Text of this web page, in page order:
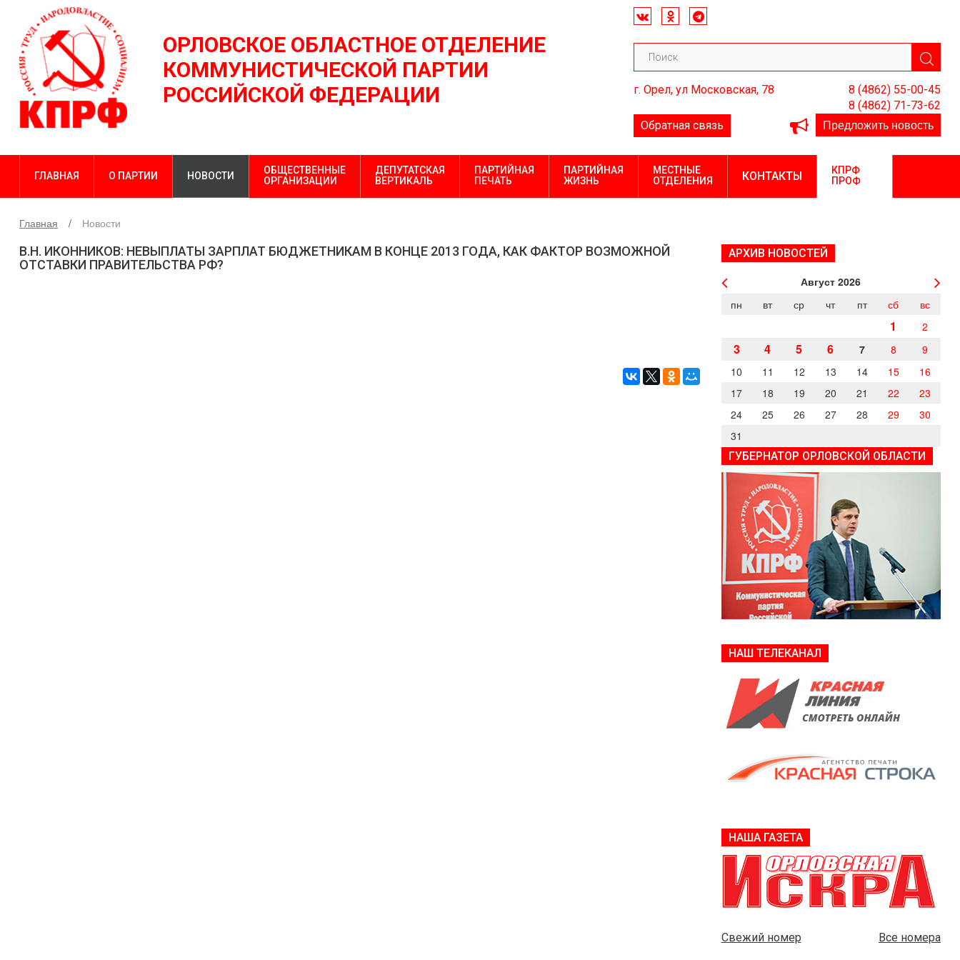
ОРЛОВСКОЕ ОБЛАСТНОЕ ОТДЕЛЕНИЕ
КОММУНИСТИЧЕСКОЙ ПАРТИИ
РОССИЙСКОЙ ФЕДЕРАЦИИ
г. Орел, ул Московская, 78
Обратная связь
8 (4862) 55-00-45
8 (4862) 71-73-62
Предложить новость
ГЛАВНАЯ О ПАРТИИ НОВОСТИ
ОБЩЕСТВЕННЫЕ
ОРГАНИЗАЦИИ
ДЕПУТАТСКАЯ
ВЕРТИКАЛЬ
ПАРТИЙНАЯ
ПЕЧАТЬ
ПАРТИЙНАЯ
ЖИЗНЬ
МЕСТНЫЕ
ОТДЕЛЕНИЯ
КОНТАКТЫ
КПРФ
ПРОФ
Главная Новости
В.Н. ИКОННИКОВ: НЕВЫПЛАТЫ ЗАРПЛАТ БЮДЖЕТНИКАМ В КОНЦЕ 2013 ГОДА, КАК ФАКТОР ВОЗМОЖНОЙ
ОТСТАВКИ ПРАВИТЕЛЬСТВА РФ?
АРХИВ НОВОСТЕЙ
Август 2026
пн
вт ср чт пт сб вс
1 2
3 4 5 6 7 8
9
10
11 12 13 14 15
16
17
18 19 20 21 22
23
24
25 26 27 28 29
30
31
ГУБЕРНАТОР ОРЛОВСКОЙ ОБЛАСТИ
НАШ ТЕЛЕКАНАЛ
НАША ГАЗЕТА
Свежий номер Все номера